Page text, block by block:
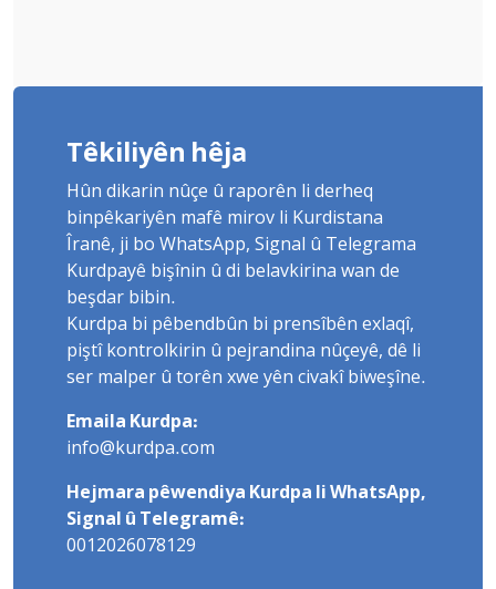
Têkiliyên hêja
Hûn dikarin nûçe û raporên li derheq
binpêkariyên mafê mirov li Kurdistana
Îranê, ji bo WhatsApp, Signal û Telegrama
Kurdpayê bişînin û di belavkirina wan de
beşdar bibin.
Kurdpa bi pêbendbûn bi prensîbên exlaqî,
piştî kontrolkirin û pejrandina nûçeyê, dê li
ser malper û torên xwe yên civakî biweşîne.
Emaila Kurdpa:
info@kurdpa.com
Hejmara pêwendiya Kurdpa li WhatsApp,
Signal û Telegramê:
0012026078129